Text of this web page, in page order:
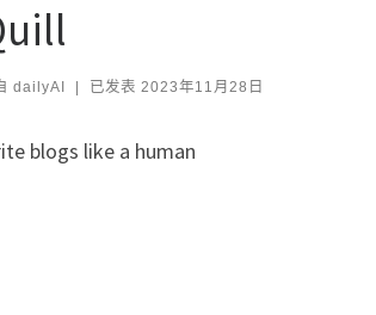
dailyAI 已发表 2023年11月28日
blogs like a human